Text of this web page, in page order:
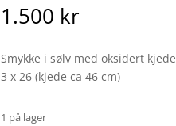
1.500 kr
Smykke i sølv med oksidert kjede
3 x 26 (kjede ca 46 cm)
1 på lager